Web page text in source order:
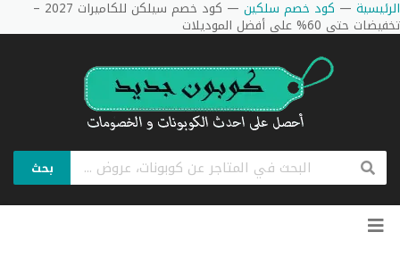
الرئيسية — كود خصم سلكين — كود خصم سيلكن للكاميرات 2027 –
تخفيضات حتى 60% على أفضل الموديلات
بحث
تخطي